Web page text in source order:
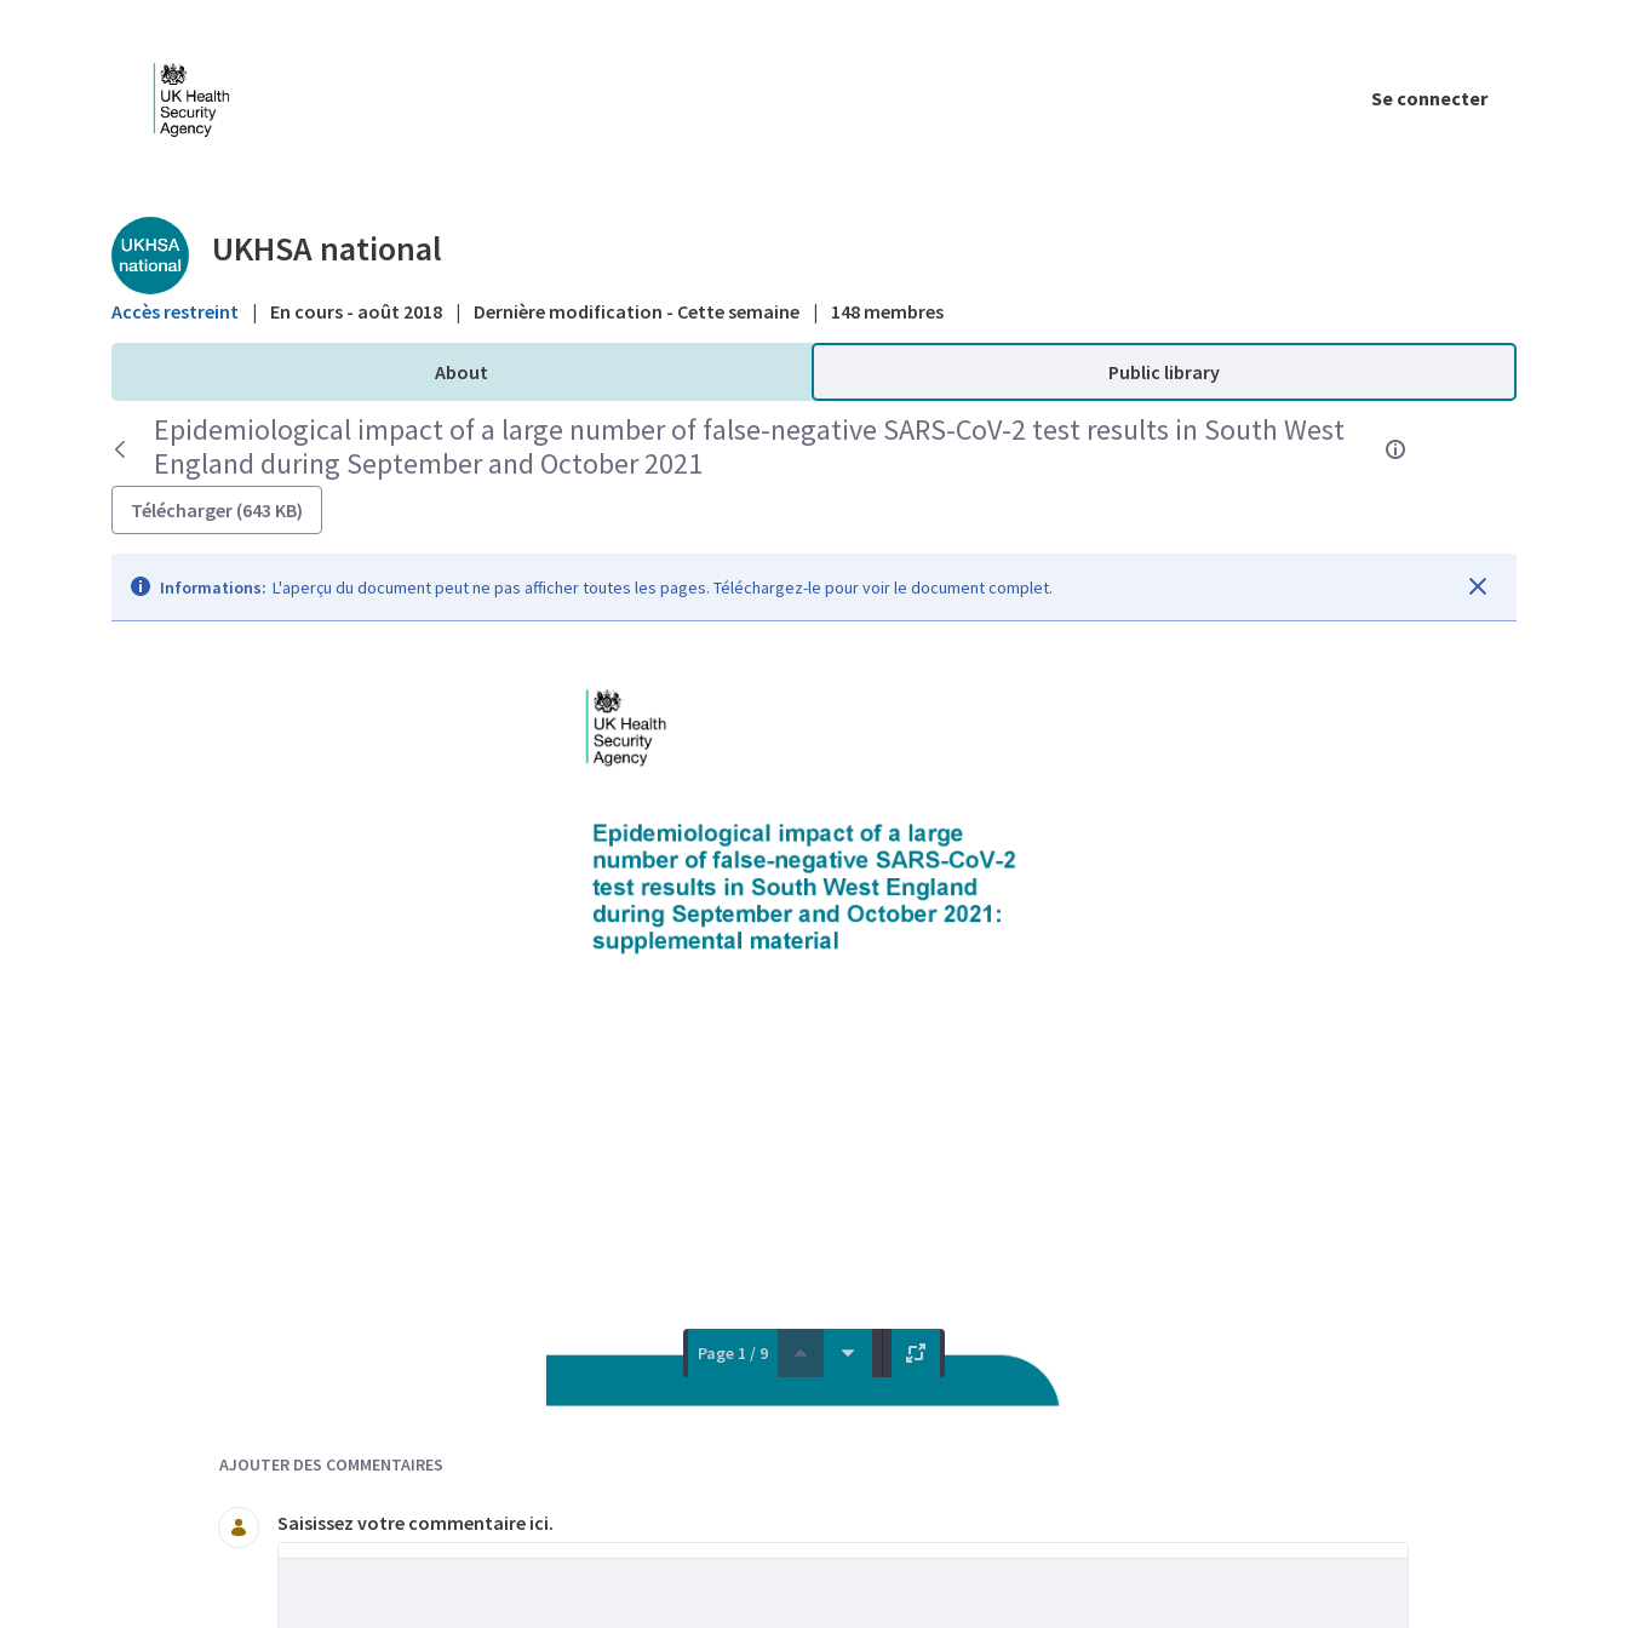
Se connecter
Public library - UKHSA national
UKHSA national
Accès restreint | En cours - août 2018 | Dernière modification - Cette semaine | 148 membres
About Public library
Epidemiological impact of a large number of false-negative SARS-CoV-2 test results in South West
England during September and October 2021
Télécharger (643 KB)
Informations: L'aperçu du document peut ne pas afficher toutes les pages. Téléchargez-le pour voir le document complet.
Page 1 / 9
AJOUTER DES COMMENTAIRES
Saisissez votre commentaire ici.